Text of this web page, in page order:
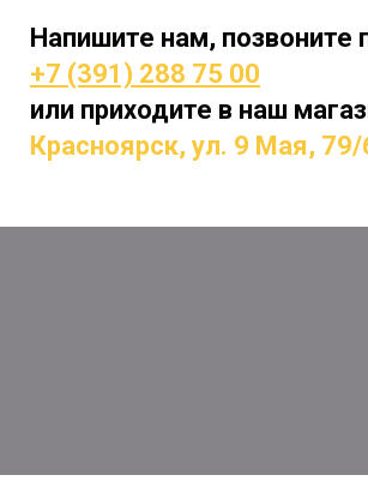
Напишите нам, позвоните
+7 (391) 288 75 00
или приходите в наш
Красноярcк, ул. 9 Мая, 79/